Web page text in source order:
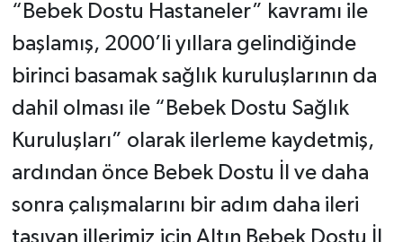
“Bebek Dostu Hastaneler” kavramı ile
başlamış, 2000’li yıllara gelindiğinde
birinci basamak sağlık kuruluşlarının da
dahil olması ile “Bebek Dostu Sağlık
Kuruluşları” olarak ilerleme kaydetmiş,
ardından önce Bebek Dostu İl ve daha
sonra çalışmalarını bir adım daha ileri